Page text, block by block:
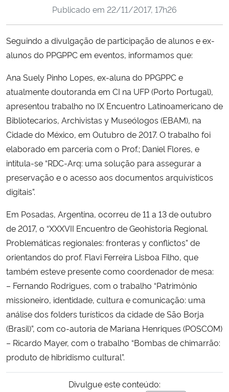
Ministério da Cidadania
Ministério da Ciência, Tecnologia, Inovações e Comunicações
Ministério do Meio Ambiente
Ministério do Desenvolvimento Regional
Controladoria-Geral da União
Ministério da Mulher, da Família e dos Direitos Humanos
Gabinete de Segurança Institucional
Advocacia-Geral da União
Banco Central do Brasil
Publicado em 22/11/2017, 17h26
Seguindo a divulgação de participação de alunos e ex-
alunos do PPGPPC em eventos, informamos que:
Ana Suely Pinho Lopes, ex-aluna do PPGPPC e
atualmente doutoranda em CI na UFP (Porto Portugal),
apresentou trabalho no IX Encuentro Latinoamericano de
Bibliotecarios, Archivistas y Museólogos (EBAM), na
Cidade do México, em Outubro de 2017. O trabalho foi
elaborado em parceria com o Prof.; Daniel Flores, e
intitula-se “RDC-Arq: uma solução para assegurar a
preservação e o acesso aos documentos arquivísticos
digitais”.
Em Posadas, Argentina, ocorreu de 11 a 13 de outubro
de 2017, o “XXXVII Encuentro de Geohistoria Regional.
Problemáticas regionales: fronteras y conflictos” de
orientandos do prof. Flavi Ferreira Lisboa Filho, que
também esteve presente como coordenador de mesa:
– Fernando Rodrigues, com o trabalho “Patrimônio
missioneiro, identidade, cultura e comunicação: uma
análise dos folders turísticos da cidade de São Borja
(Brasil)”, com co-autoria de Mariana Henriques (POSCOM)
– Ricardo Mayer, com o trabalho “Bombas de chimarrão:
produto de hibridismo cultural”.
Divulgue este conteúdo: